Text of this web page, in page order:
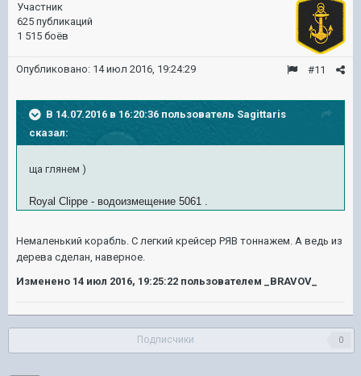
Участник
625 публикаций
1 515 боёв
#11
Опубликовано: 14 июл 2016, 19:24:29
В 14.07.2016 в 16:20:36 пользователь Sagittaris
сказал:
ща глянем )
Royal Clippe - водоизмещение 5061 .
Немаленький корабль. С легкий крейсер РЯВ тоннажем. А ведь из
дерева сделан, наверное.
Изменено 14 июл 2016, 19:25:22 пользователем _BRAVOV_
Подписчики 0